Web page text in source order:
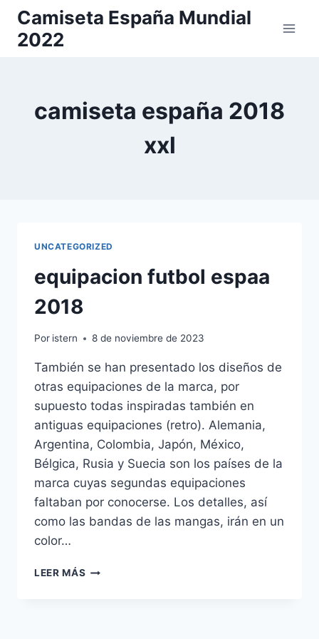
Saltar
contenido
Camiseta España Mundial
2022
camiseta españa 2018
xxl
UNCATEGORIZED
equipacion futbol espaa
2018
Por istern 8 de noviembre de 2023
También se han presentado los diseños de
otras equipaciones de la marca, por
supuesto todas inspiradas también en
antiguas equipaciones (retro). Alemania,
Argentina, Colombia, Japón, México,
Bélgica, Rusia y Suecia son los países de la
marca cuyas segundas equipaciones
faltaban por conocerse. Los detalles, así
como las bandas de las mangas, irán en un
color…
LEER MÁS EQUIPACION